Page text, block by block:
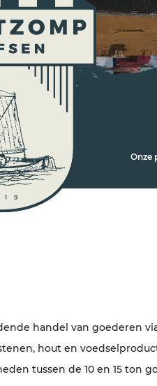
Onze
handel van goederen
hout en
tussen de 10 en 15 ton